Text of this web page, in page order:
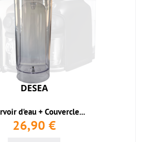
d'eau + Couvercle...
26,90 €